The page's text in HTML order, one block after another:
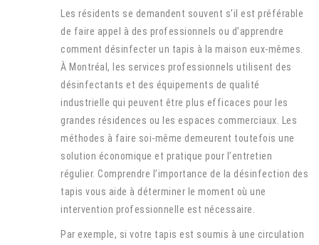
Les résidents se demandent souvent s’il est préférable
de faire appel à des professionnels ou d’apprendre
comment désinfecter un tapis à la maison eux-mêmes.
À Montréal, les services professionnels utilisent des
désinfectants et des équipements de qualité
industrielle qui peuvent être plus efficaces pour les
grandes résidences ou les espaces commerciaux. Les
méthodes à faire soi-même demeurent toutefois une
solution économique et pratique pour l’entretien
régulier. Comprendre l’importance de la désinfection des
tapis vous aide à déterminer le moment où une
intervention professionnelle est nécessaire.
Par exemple, si votre tapis est soumis à une circulation